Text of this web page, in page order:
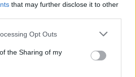
that may further disclose it to other
app uses one or more Google
or usage behaviour. You may click to
Google and its third-party tags to
specified purposes in below Google
Opt Outs
the Sharing of my
λεπτών από Φυλής έως